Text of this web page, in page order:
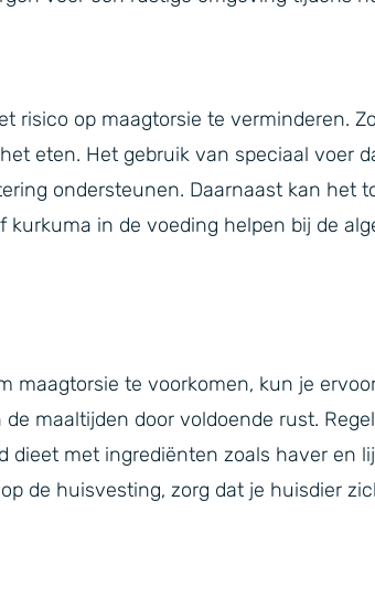
risico op maagtorsie te verminderen.
eten. Het gebruik van speciaal voer
ondersteunen. Daarnaast kan het
in de voeding helpen bij de
maagtorsie te voorkomen, kun je
maaltijden door voldoende rust.
dieet met ingrediënten zoals haver en
de huisvesting, zorg dat je huisdier